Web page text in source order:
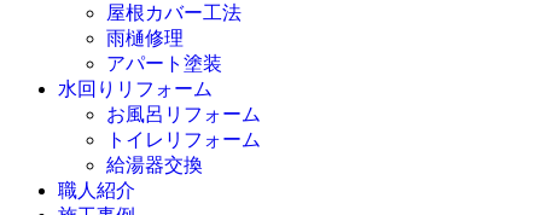
屋根カバー工法
雨樋修理
アパート塗装
水回りリフォーム
お風呂リフォーム
トイレリフォーム
給湯器交換
職人紹介